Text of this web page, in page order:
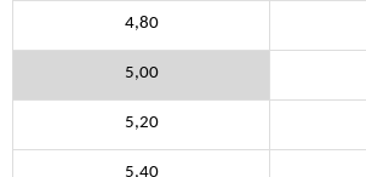
4,80
5,00
5,20
5,40